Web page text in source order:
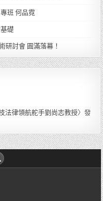
班 何品霓
礎
研討會 圓滿落幕！
法律領航舵手劉尚志教授〉發